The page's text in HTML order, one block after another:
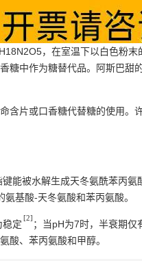
，在室温下以白色粉
糖中作为糖替代品。阿斯巴
含片或口香糖代替糖的使用
能被水解生成天冬氨酰苯丙
基酸-天冬氨酸和苯丙氨酸。
稳定
[2]
；当pH为7时，半衰期
酸、苯丙氨酸和甲醇。